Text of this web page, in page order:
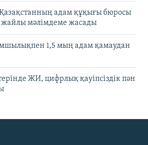
адам құқығы бюросы
мәлімдеме жасады
1,5 мың адам қамаудан
ЖИ, цифрлық қауіпсіздік пән